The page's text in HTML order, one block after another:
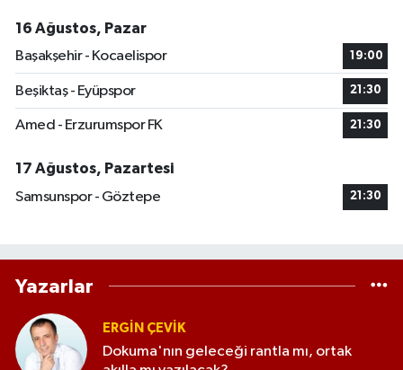
16 Ağustos, Pazar
Başakşehir - Kocaelispor
19:00
Beşiktaş - Eyüpspor 21:30
Amed - Erzurumspor FK 21:30
17 Ağustos, Pazartesi
Samsunspor - Göztepe
21:30
Yazarlar
ERGIN ÇEVİK
Dokuma'nın geleceği rantla mı, ortak